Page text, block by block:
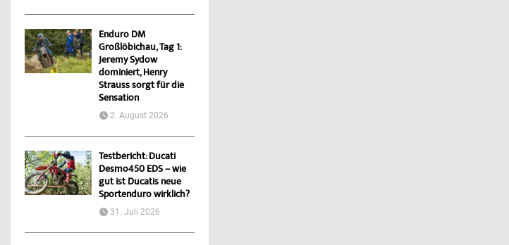
Enduro DM
Großlöbichau, Tag 1:
Jeremy Sydow
dominiert, Henry
Strauss sorgt für die
Sensation
2. August 2026
Testbericht: Ducati
Desmo450 EDS – wie
gut ist Ducatis neue
Sportenduro wirklich?
31. Juli 2026